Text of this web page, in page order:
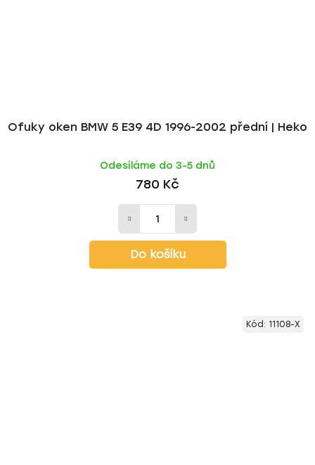
Ofuky oken BMW 5 E39 4D 1996-2002 přední | Heko
Odesíláme do 3-5 dnů
780 Kč
Do košíku
Kód: 11108-X